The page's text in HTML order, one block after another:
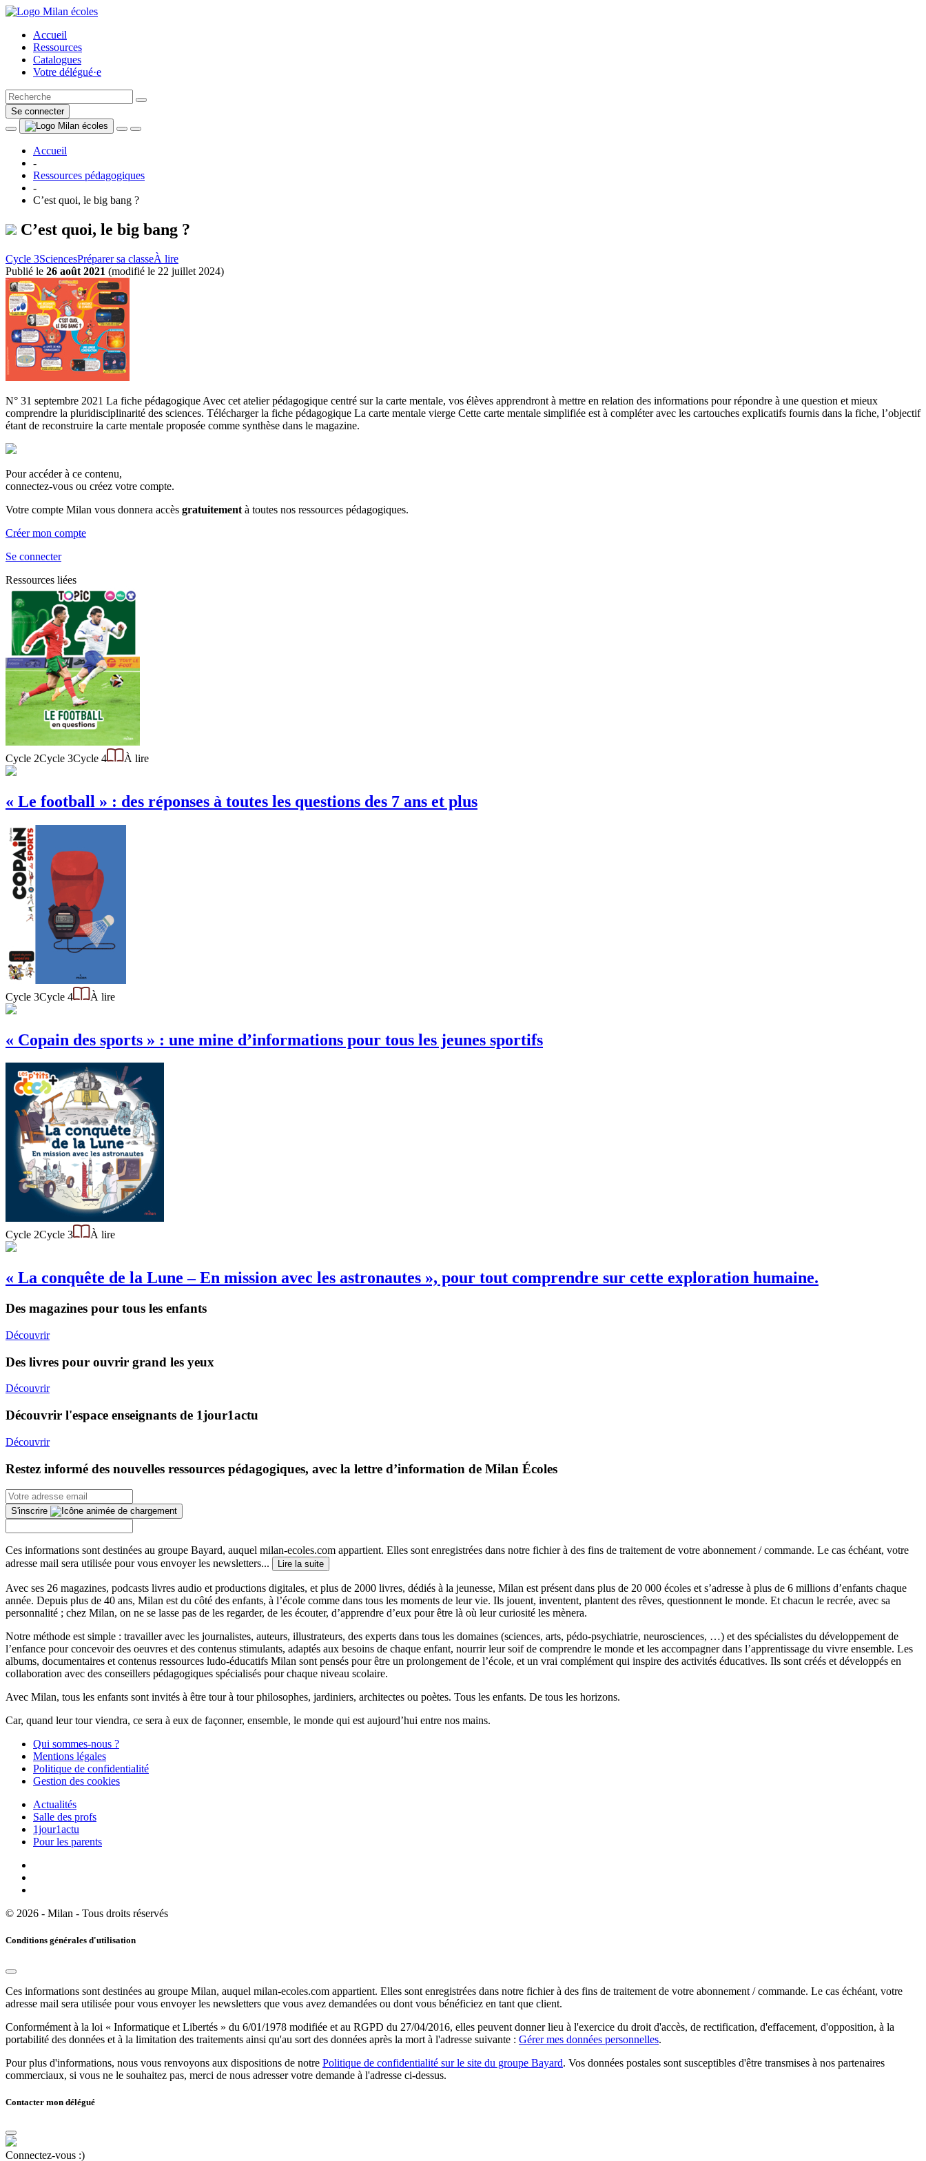
Accueil
Ressources
Catalogues
Votre délégué·e
Se connecter
Accueil
-
Ressources pédagogiques
-
C’est quoi, le big bang ?
C’est quoi, le big bang ?
Cycle 3SciencesPréparer sa classeÀ lire
Publié le 26 août 2021 (modifié le 22 juillet 2024)
N° 31 septembre 2021 La fiche pédagogique Avec cet atelier pédagogique centré sur la carte mentale, vos élèves apprendront à mettre en relation des informations pour répondre à une question et mieux
comprendre la pluridisciplinarité des sciences. Télécharger la fiche pédagogique La carte mentale vierge Cette carte mentale simplifiée est à compléter avec les cartouches explicatifs fournis dans la fiche, l’objectif
étant de reconstruire la carte mentale proposée comme synthèse dans le magazine.
Pour accéder à ce contenu,
connectez-vous ou créez votre compte.
Votre compte Milan vous donnera accès gratuitement à toutes nos ressources pédagogiques.
Créer mon compte
Se connecter
Ressources liées
Cycle 2Cycle 3Cycle 4 À lire
« Le football » : des réponses à toutes les questions des 7 ans et plus
Cycle 3Cycle 4 À lire
« Copain des sports » : une mine d’informations pour tous les jeunes sportifs
Cycle 2Cycle 3 À lire
« La conquête de la Lune – En mission avec les astronautes », pour tout comprendre sur cette exploration humaine.
Des magazines pour tous les enfants
Découvrir
Des livres pour ouvrir grand les yeux
Découvrir
Découvrir l'espace enseignants de 1jour1actu
Découvrir
Restez informé des nouvelles ressources pédagogiques, avec la lettre d’information de Milan Écoles
S'inscrire
Ces informations sont destinées au groupe Bayard, auquel milan-ecoles.com appartient. Elles sont enregistrées dans notre fichier à des fins de traitement de votre abonnement / commande. Le cas échéant, votre
adresse mail sera utilisée pour vous envoyer les newsletters...
Lire la suite
Avec ses 26 magazines, podcasts livres audio et productions digitales, et plus de 2000 livres, dédiés à la jeunesse, Milan est présent dans plus de 20 000 écoles et s’adresse à plus de 6 millions d’enfants chaque
année. Depuis plus de 40 ans, Milan est du côté des enfants, à l’école comme dans tous les moments de leur vie. Ils jouent, inventent, plantent des rêves, questionnent le monde. Et chacun le recrée, avec sa
personnalité ; chez Milan, on ne se lasse pas de les regarder, de les écouter, d’apprendre d’eux pour être là où leur curiosité les mènera.
Notre méthode est simple : travailler avec les journalistes, auteurs, illustrateurs, des experts dans tous les domaines (sciences, arts, pédo-psychiatrie, neurosciences, …) et des spécialistes du développement de
l’enfance pour concevoir des oeuvres et des contenus stimulants, adaptés aux besoins de chaque enfant, nourrir leur soif de comprendre le monde et les accompagner dans l’apprentissage du vivre ensemble. Les
albums, documentaires et contenus ressources ludo-éducatifs Milan sont pensés pour être un prolongement de l’école, et un vrai complément qui inspire des activités éducatives. Ils sont créés et développés en
collaboration avec des conseillers pédagogiques spécialisés pour chaque niveau scolaire.
Avec Milan, tous les enfants sont invités à être tour à tour philosophes, jardiniers, architectes ou poètes. Tous les enfants. De tous les horizons.
Car, quand leur tour viendra, ce sera à eux de façonner, ensemble, le monde qui est aujourd’hui entre nos mains.
Qui sommes-nous ?
Mentions légales
Politique de confidentialité
Gestion des cookies
Actualités
Salle des profs
1jour1actu
Pour les parents
© 2026 - Milan - Tous droits réservés
Conditions générales d'utilisation
Ces informations sont destinées au groupe Milan, auquel milan-ecoles.com appartient. Elles sont enregistrées dans notre fichier à des fins de traitement de votre abonnement / commande. Le cas échéant, votre
adresse mail sera utilisée pour vous envoyer les newsletters que vous avez demandées ou dont vous bénéficiez en tant que client.
Conformément à la loi « Informatique et Libertés » du 6/01/1978 modifiée et au RGPD du 27/04/2016, elles peuvent donner lieu à l'exercice du droit d'accès, de rectification, d'effacement, d'opposition, à la
portabilité des données et à la limitation des traitements ainsi qu'au sort des données après la mort à l'adresse suivante : Gérer mes données personnelles.
Pour plus d'informations, nous vous renvoyons aux dispositions de notre Politique de confidentialité sur le site du groupe Bayard. Vos données postales sont susceptibles d'être transmises à nos partenaires
commerciaux, si vous ne le souhaitez pas, merci de nous adresser votre demande à l'adresse ci-dessus.
Contacter mon délégué
Connectez-vous :)